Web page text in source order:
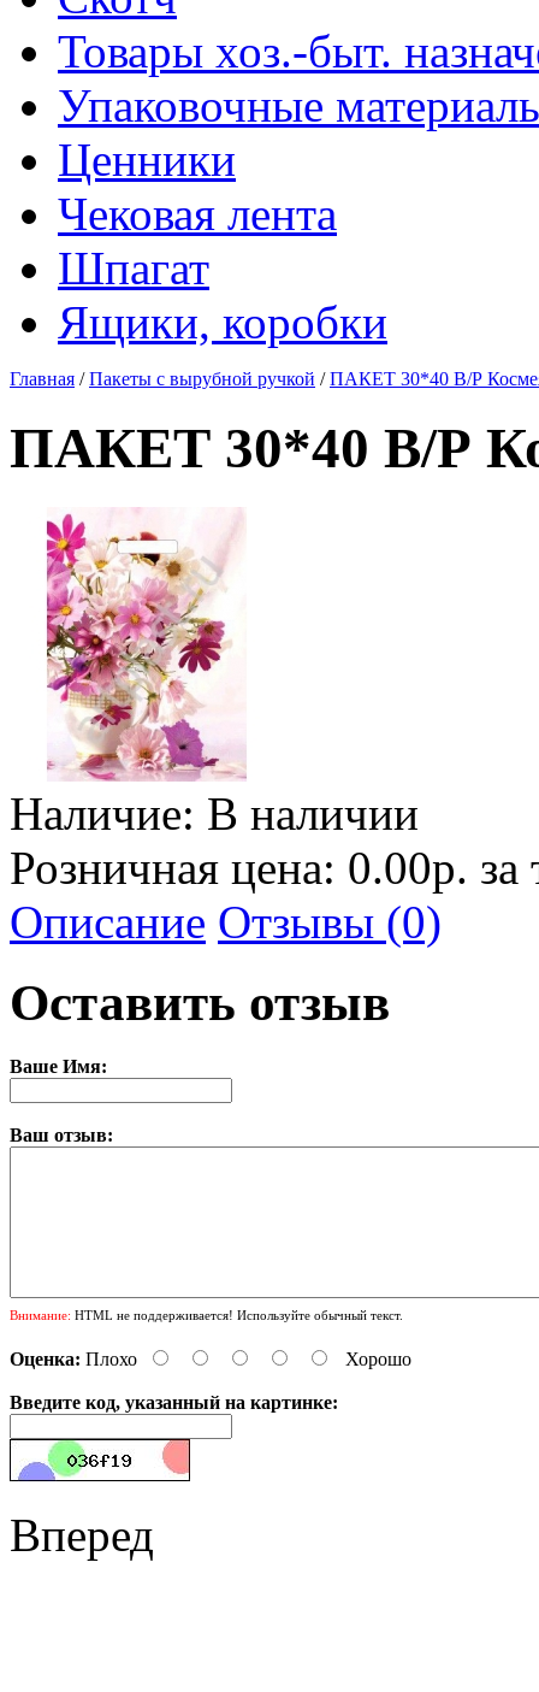
Товары хоз.-быт.
Упаковочные
Ценники
Чековая лента
Шпагат
Ящики, коробки
Главная /Пакеты с вырубной ручкой /ПАКЕТ 30*40 В/Р
ПАКЕТ 30*40 В/Р
Наличие: В наличии
Розничная цена: 0.00р.
Описание Отзывы (0)
Оставить отзыв
Ваше Имя:
Ваш отзыв:
Внимание: HTML не поддерживается! Используйте обычный текст.
Оценка: Плохо Хорошо
Введите код, указанный на картинке:
Вперед